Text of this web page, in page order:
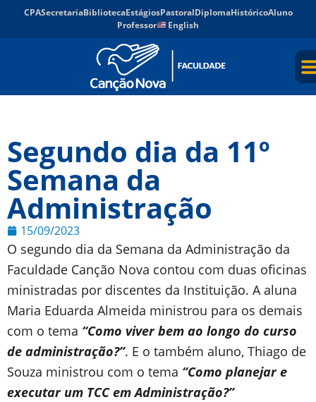
CPASecretariaBibliotecaEstágiosPastoralDiplomaHistóricoAluno
Professor
English
Segundo dia da 11º
Semana da
Administração
15/09/2023
O segundo dia da Semana da Administração da
Faculdade Canção Nova contou com duas oficinas
ministradas por discentes da Instituição. A aluna
Maria Eduarda Almeida ministrou para os demais
com o tema “Como viver bem ao longo do curso
de administração?”. E o também aluno, Thiago de
Souza ministrou com o tema “Como planejar e
executar um TCC em Administração?”